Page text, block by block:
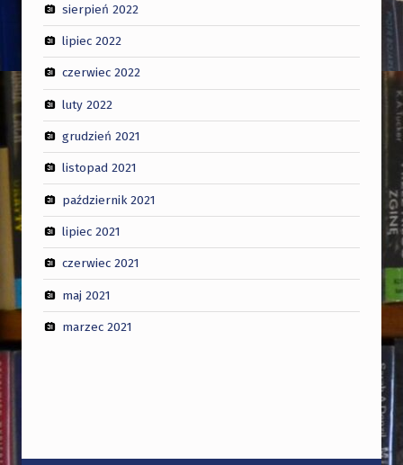
sierpień 2022
lipiec 2022
czerwiec 2022
luty 2022
grudzień 2021
listopad 2021
październik 2021
lipiec 2021
czerwiec 2021
maj 2021
marzec 2021